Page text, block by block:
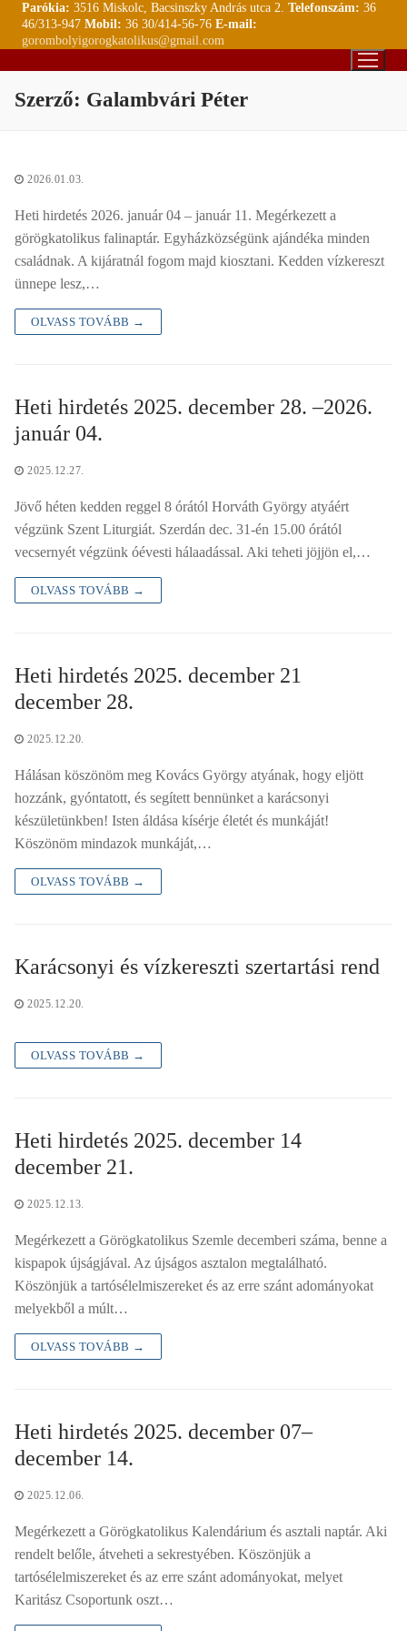
UgrásParókia: 3516 Miskolc, Bacsinszky András utca 2. Telefonszám: 36
46/313-947 Mobil: 36 30/414-56-76 E-mail:
gorombolyigorogkatolikus@gmail.com
Szerző: Galambvári Péter
2026.01.03.
Heti hirdetés 2026. január 04 – január 11. Megérkezett a
görögkatolikus falinaptár. Egyházközségünk ajándéka minden
családnak. A kijáratnál fogom majd kiosztani. Kedden vízkereszt
ünnepe lesz,…
OLVASS TOVÁBB →
Heti hirdetés 2025. december 28. –2026.
január 04.
2025.12.27.
Jövő héten kedden reggel 8 órától Horváth György atyáért
végzünk Szent Liturgiát. Szerdán dec. 31-én 15.00 órától
vecsernyét végzünk óévesti hálaadással. Aki teheti jöjjön el,…
OLVASS TOVÁBB →
Heti hirdetés 2025. december 21
december 28.
2025.12.20.
Hálásan köszönöm meg Kovács György atyának, hogy eljött
hozzánk, gyóntatott, és segített bennünket a karácsonyi
készületünkben! Isten áldása kísérje életét és munkáját!
Köszönöm mindazok munkáját,…
OLVASS TOVÁBB →
Karácsonyi és vízkereszti szertartási rend
2025.12.20.
OLVASS TOVÁBB →
Heti hirdetés 2025. december 14
december 21.
2025.12.13.
Megérkezett a Görögkatolikus Szemle decemberi száma, benne a
kispapok újságjával. Az újságos asztalon megtalálható.
Köszönjük a tartósélelmiszereket és az erre szánt adományokat
melyekből a múlt…
OLVASS TOVÁBB →
Heti hirdetés 2025. december 07–
december 14.
2025.12.06.
Megérkezett a Görögkatolikus Kalendárium és asztali naptár. Aki
rendelt belőle, átveheti a sekrestyében. Köszönjük a
tartósélelmiszereket és az erre szánt adományokat, melyet
Karitász Csoportunk oszt…